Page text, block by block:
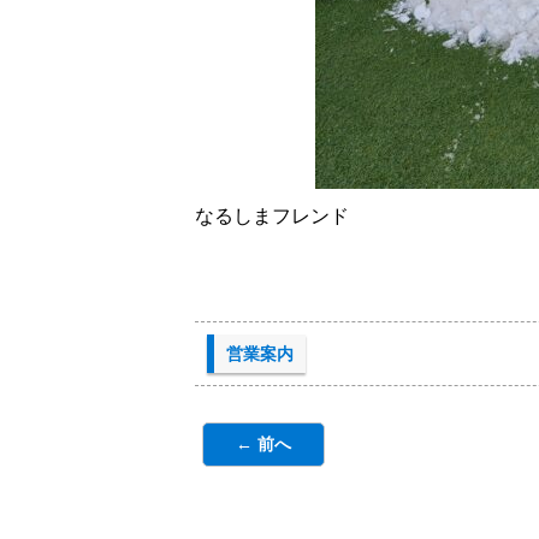
なるしまフレンド
営業案内
← 前へ